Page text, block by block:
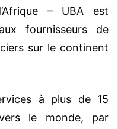
– UBA est
fournisseurs de
sur le continent
à plus de 15
le monde, par